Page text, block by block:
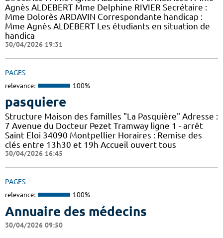
Agnès ALDEBERT Mme Delphine RIVIER Secrétaire :
Mme Dolorès ARDAVIN Correspondante handicap :
Mme Agnès ALDEBERT Les étudiants en situation de
handica
30/04/2026 19:31
PAGES
relevance: 100%
pasquiere
Structure Maison des familles "La Pasquière" Adresse :
7 Avenue du Docteur Pezet Tramway ligne 1 - arrêt
Saint Eloi 34090 Montpellier Horaires : Remise des
clés entre 13h30 et 19h Accueil ouvert tous
30/04/2026 16:45
PAGES
relevance: 100%
Annuaire des médecins
30/04/2026 09:50